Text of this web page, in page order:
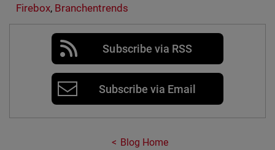
Firebox, Branchentrends
Subscribe via RSS
Subscribe via Email
Blog Home